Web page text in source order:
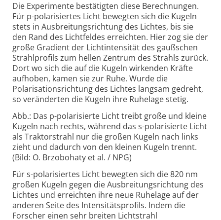
Die Experimente bestätigten diese Berechnungen.
Für p-polarisiertes Licht bewegten sich die Kugeln
stets in Ausbreitungsrichtung des Lichtes, bis sie
den Rand des Lichtfeldes erreichten. Hier zog sie der
große Gradient der Lichtintensität des gaußschen
Strahlprofils zum hellen Zentrum des Strahls zurück.
Dort wo sich die auf die Kugeln wirkenden Kräfte
aufhoben, kamen sie zur Ruhe. Wurde die
Polarisationsrichtung des Lichtes langsam gedreht,
so veränderten die Kugeln ihre Ruhelage stetig.
Abb.: Das p-polarisierte Licht treibt große und kleine
Kugeln nach rechts, während das s-polarisierte Licht
als Traktorstrahl nur die großen Kugeln nach links
zieht und dadurch von den kleinen Kugeln trennt.
(Bild: O. Brzobohaty et al. / NPG)
Für s-polarisiertes Licht bewegten sich die 820 nm
großen Kugeln gegen die Ausbreitungsrichtung des
Lichtes und erreichten ihre neue Ruhelage auf der
anderen Seite des Intensitätsprofils. Indem die
Forscher einen sehr breiten Lichtstrahl